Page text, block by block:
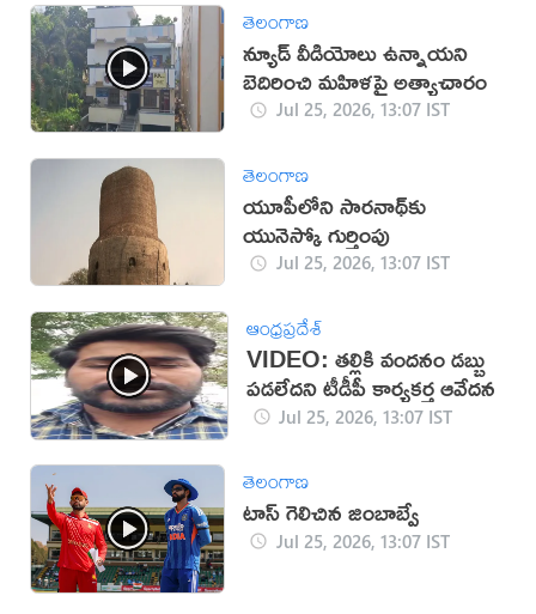
తెలంగాణ
న్యూడ్ వీడియోలు ఉన్నాయ‌ని
బెదిరించి మ‌హిళ‌పై అత్యాచారం
Jul 25, 2026, 13:07 IST
తెలంగాణ
యూపీలోని సారనాథ్‌‌కు
యునెస్కో గుర్తింపు
Jul 25, 2026, 13:07 IST
ఆంధ్రప్రదేశ్
VIDEO: తల్లికి వందనం డ‌బ్బు
ప‌డ‌లేద‌ని టీడీపీ కార్యకర్త ఆవేదన
Jul 25, 2026, 13:07 IST
తెలంగాణ
టాస్ గెలిచిన జింబాబ్వే
Jul 25, 2026, 13:07 IST